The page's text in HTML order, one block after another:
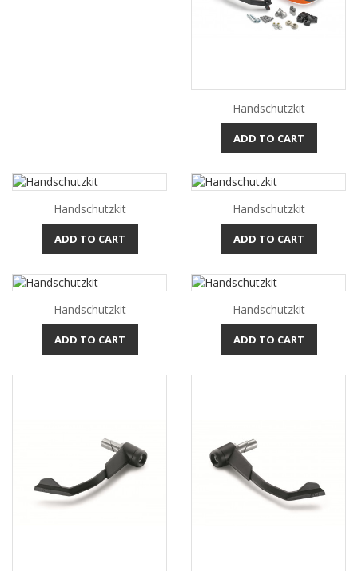
Handschutzkit
ADD TO CART
Handschutzkit
ADD TO CART
Handschutzkit
ADD TO CART
Handschutzkit
ADD TO CART
Handschutzkit
ADD TO CART